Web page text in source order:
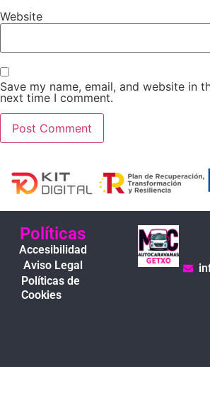
Website
Save my name, email, and website in
next time I comment.
Políticas
Accesibilidad
Aviso Legal
Políticas de
Cookies